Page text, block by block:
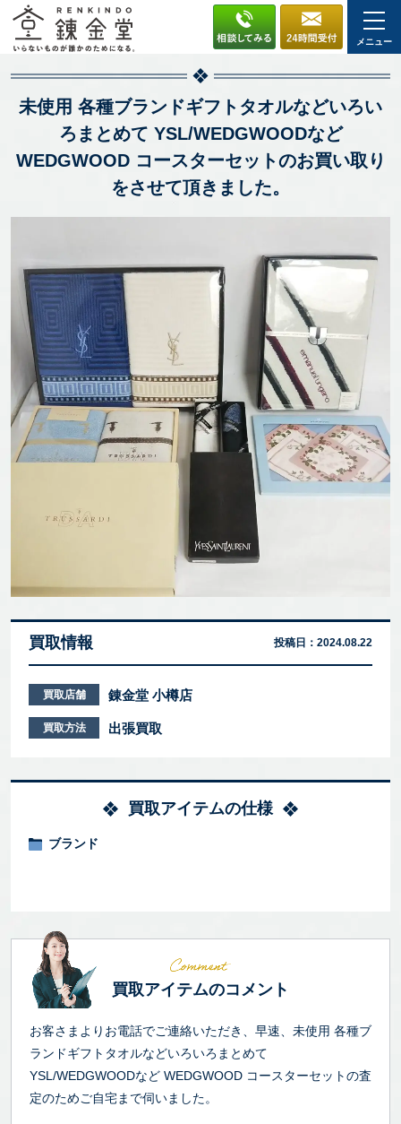
メニュー
未使用 各種ブランドギフトタオルなどいろい
ろまとめて YSL/WEDGWOODなど
WEDGWOOD コースターセットのお買い取り
をさせて頂きました。
買取情報 投稿日： 2024.08.22
買取店舗 錬金堂 小樽店
買取方法 出張買取
買取アイテムの仕様
ブランド
買取アイテムのコメント
お客さまよりお電話でご連絡いただき、早速、未使用 各種ブ
ランドギフトタオルなどいろいろまとめて
YSL/WEDGWOODなど WEDGWOOD コースターセットの査
定のためご自宅まで伺いました。